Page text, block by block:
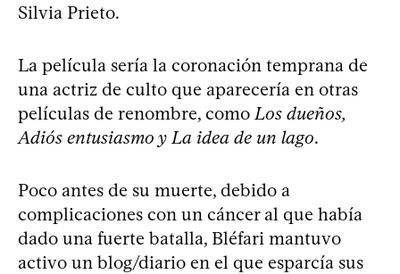
Silvia Prieto.
La película sería la coronación temprana de
una actriz de culto que aparecería en otras
películas de renombre, como Los dueños,
Adiós entusiasmo y La idea de un lago.
Poco antes de su muerte, debido a
complicaciones con un cáncer al que había
dado una fuerte batalla, Bléfari mantuvo
activo un blog/diario en el que esparcía sus